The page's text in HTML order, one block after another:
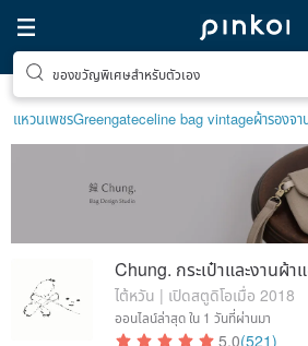
ตามหาไอเทมฮีลใจ
แหวนเพชรGreengateceline bag vintageผ้ารองจา
Chung. กระเป๋าและงานผ้า
ไต้หวัน | เปิดสตูดิโอเมื่อ 2018
ออนไลน์ล่าสุดใน 1 วันที่ผ่านมา
5.0(521)